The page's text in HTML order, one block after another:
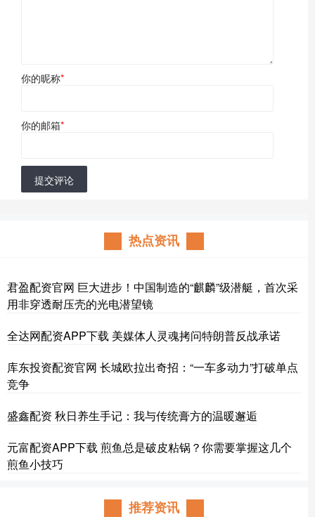
你的昵称*
你的邮箱*
提交评论
热点资讯
君盈配资官网 巨大进步！中国制造的“麒麟”级潜艇，首次采
用非穿透耐压壳的光电潜望镜
全达网配资APP下载 美媒体人灵魂拷问特朗普反战承诺
库东投资配资官网 长城欧拉出奇招：“一车多动力”打破单点
竞争
盛鑫配资 秋日养生手记：我与传统膏方的温暖邂逅
元富配资APP下载 煎鱼总是破皮粘锅？你需要掌握这几个
煎鱼小技巧
推荐资讯